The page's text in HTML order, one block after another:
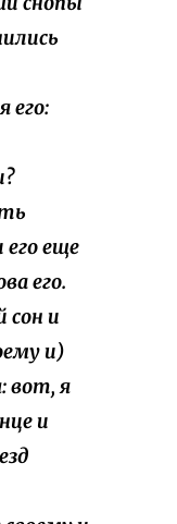
его:
его еще
его.
сон и
и)
вот, я
и